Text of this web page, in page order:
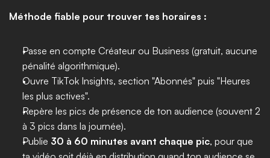
Méthode fiable pour trouver tes horaires :
Passe en compte Créateur ou Business (gratuit, aucune
pénalité algorithmique).
Ouvre TikTok Insights, section "Abonnés" puis "Heures
les plus actives".
Repère les pics de présence de ton audience (souvent 2
à 3 pics dans la journée).
Publie 30 à 60 minutes avant chaque pic, pour que